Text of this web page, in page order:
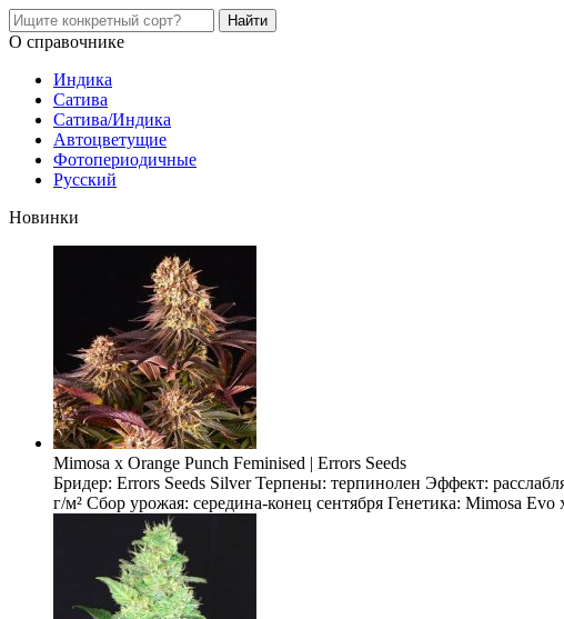
О справочнике
Индика
Сатива
Сатива/Индика
Автоцветущие
Фотопериодичные
Русский
Новинки
Mimosa x Orange Punch Feminised | Errors Seeds
Бридер: Errors Seeds Silver Терпены: терпинолен Эффект:
г/м² Сбор урожая: середина-конец сентября Генетика: Mimosa